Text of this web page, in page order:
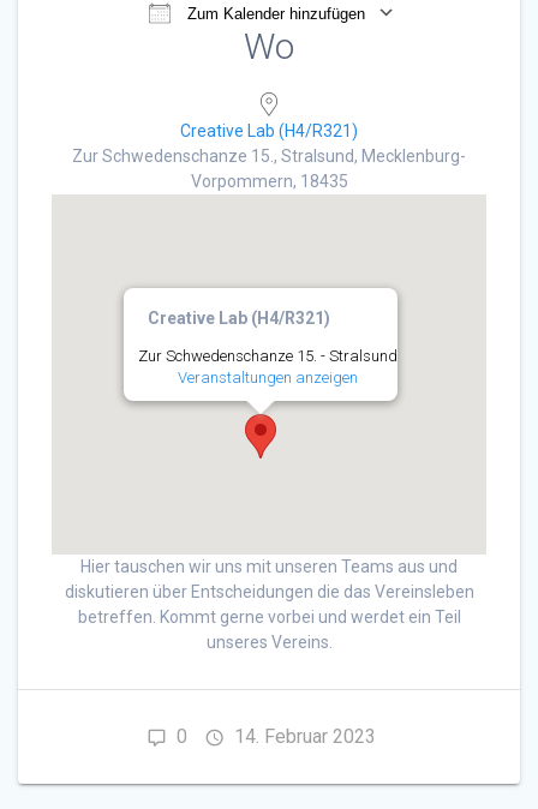
Zum Kalender hinzufügen
ICS herunterladenWo
Creative Lab (H4/R321)
Zur Schwedenschanze 15., Stralsund, Mecklenburg-
Vorpommern, 18435
Creative Lab (H4/R321)
Zur Schwedenschanze 15. - Stralsund
Veranstaltungen anzeigen
Hier tauschen wir uns mit unseren Teams aus und
diskutieren über Entscheidungen die das Vereinsleben
betreffen. Kommt gerne vorbei und werdet ein Teil
unseres Vereins.
0 14. Februar 2023